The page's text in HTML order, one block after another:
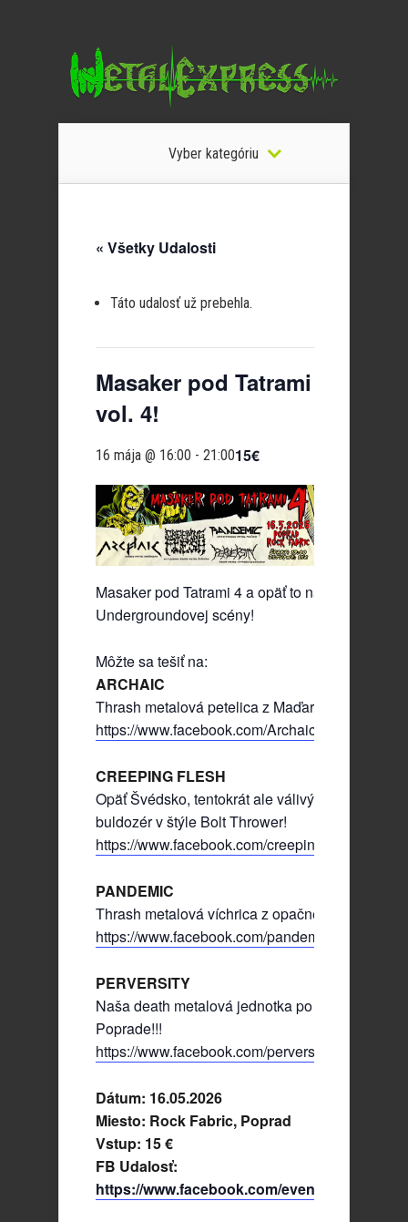
Vyber kategóriu
« Všetky Udalosti
Táto udalosť už prebehla.
Masaker pod Tatrami
vol. 4!
16 mája @ 16:00 - 21:0015€
Masaker pod Tatrami 4 a opäť to najlepšie z
Undergroundovej scény!
Môžte sa tešiť na:
ARCHAIC
Thrash metalová petelica z Maďarska!
https://www.facebook.com/ArchaicBand
CREEPING FLESH
Opäť Švédsko, tentokrát ale válivý death
buldozér v štýle Bolt Thrower!
https://www.facebook.com/creepingflesh
PANDEMIC
Thrash metalová víchrica z opačnej strany
https://www.facebook.com/pandemic.vol2
PERVERSITY
Naša death metalová jednotka po rokoch opäť v
Poprade!!!
https://www.facebook.com/perversityband
Dátum: 16.05.2026
Miesto: Rock Fabric, Poprad
Vstup: 15 €
FB Udalosť:
https://www.facebook.com/events/